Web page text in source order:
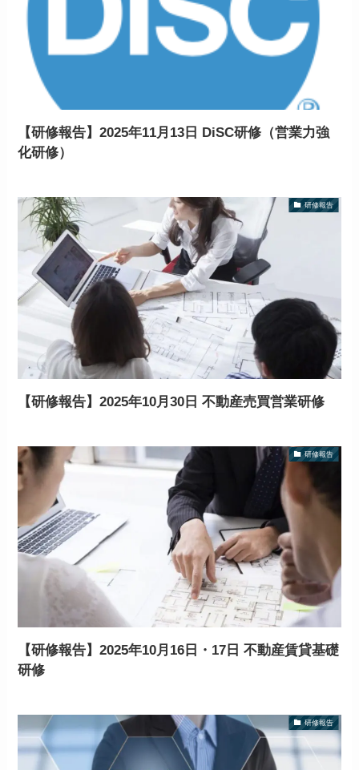
【研修報告】2025年11月13日 DiSC研修（営業力強
化研修）
研修報告
【研修報告】2025年10月30日 不動産売買営業研修
研修報告
【研修報告】2025年10月16日・17日 不動産賃貸基礎
研修
研修報告